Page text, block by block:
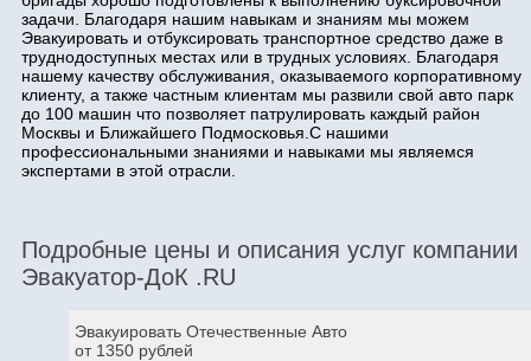
задачи. Благодаря нашим навыкам и знаниям мы можем
Эвакуировать и отбуксировать транспортное средство даже в
труднодоступных местах или в трудных условиях. Благодаря
нашему качеству обслуживания, оказываемого корпоративному
клиенту, а также частным клиентам мы развили свой авто парк
до 100 машин что позволяет патрулировать каждый район
Москвы и Ближайшего Подмосковья.С нашими
профессиональными знаниями и навыками мы являемся
экспертами в этой отрасли.
Подробные цены и описания услуг компании
Эвакуатор-ДоК .RU
Эвакуировать Отечественные Авто
от 1350 рублей